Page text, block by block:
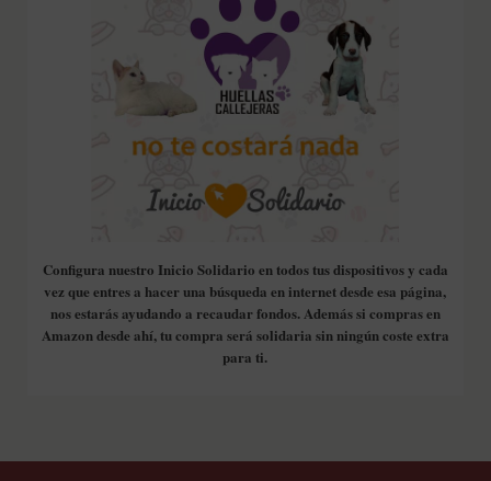
Configura nuestro Inicio Solidario en todos tus dispositivos y cada
vez que entres a hacer una búsqueda en internet desde esa página,
nos estarás ayudando a recaudar fondos. Además si compras en
Amazon desde ahí, tu compra será solidaria sin ningún coste extra
para ti.